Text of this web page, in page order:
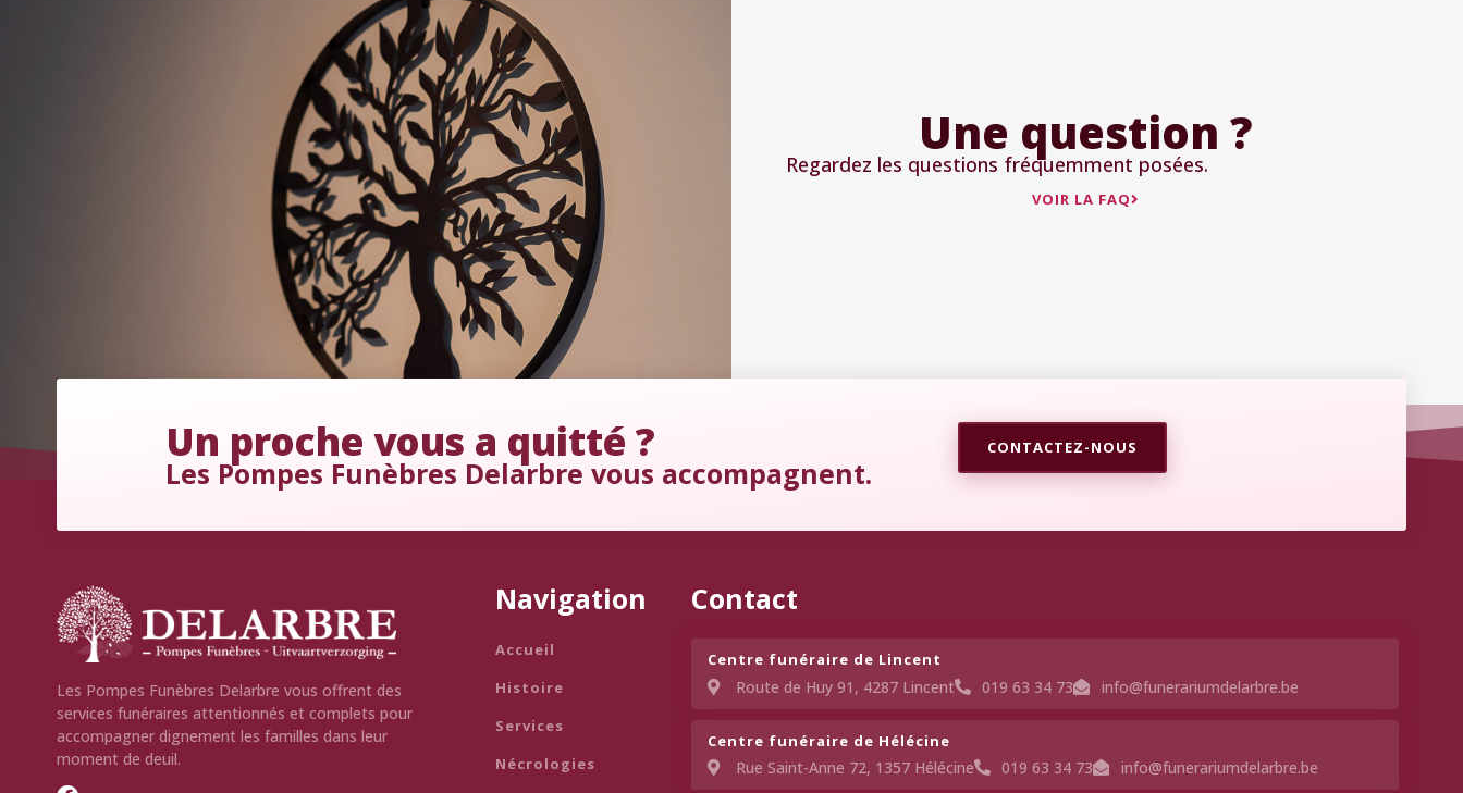
Une question ?
Regardez les questions fréquemment posées.
VOIR LA FAQ
Un proche vous a quitté ?
Les Pompes Funèbres Delarbre vous accompagnent.
CONTACTEZ-NOUS
Les Pompes Funèbres Delarbre vous offrent des
services funéraires attentionnés et complets pour
accompagner dignement les familles dans leur
moment de deuil.
Navigation
Accueil
Histoire
Services
Nécrologies
Contact
Centre funéraire de Lincent​
Route de Huy 91, 4287 Lincent 019 63 34 73 info@funerariumdelarbre.be
Centre funéraire de Hélécine
Rue Saint-Anne 72, 1357 Hélécine 019 63 34 73 info@funerariumdelarbre.be